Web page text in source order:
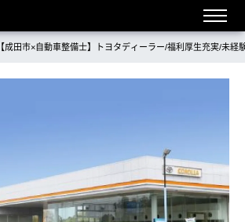
【成田市×自動車整備士】トヨタディーラー/福利厚生充実/未経